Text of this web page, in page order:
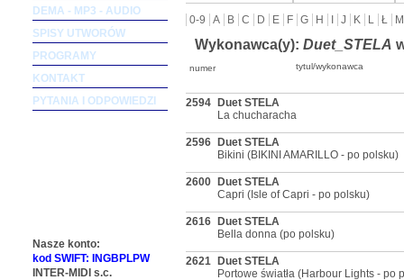
0-9 A B C D E F G H J K L Ł M
Wykonawca(y): Duet_STELA
numer tytul/wykonawca
2594
Duet STELA
La chucharacha
2596
Duet STELA
Bikini (BIKINI AMARILLO - po polsku)
2600
Duet STELA
Capri (Isle of Capri - po polsku)
2616
Duet STELA
Bella donna (po polsku)
2621
Duet STELA
Portowe światła (Harbour Lights - po
DEMA - MP3 - AUDIO
SPISY UTWORÓW
PROGRAMY
KONTAKT
PYTANIA I ODPOWIEDZI
Nasze konto:
kod SWIFT: INGBPLPW
INTER-MIDI s.c.